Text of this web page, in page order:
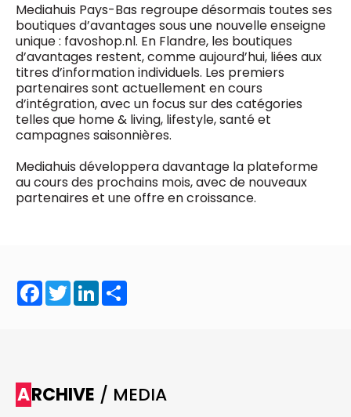
Mediahuis Pays-Bas regroupe désormais toutes ses
boutiques d’avantages sous une nouvelle enseigne
unique : favoshop.nl. En Flandre, les boutiques
d’avantages restent, comme aujourd’hui, liées aux
titres d’information individuels. Les premiers
partenaires sont actuellement en cours
d’intégration, avec un focus sur des catégories
telles que home & living, lifestyle, santé et
campagnes saisonnières.
Mediahuis développera davantage la plateforme
au cours des prochains mois, avec de nouveaux
partenaires et une offre en croissance.
Facebook
TwitterLinkedIn
ARCHIVE / MEDIA
Des questions ?